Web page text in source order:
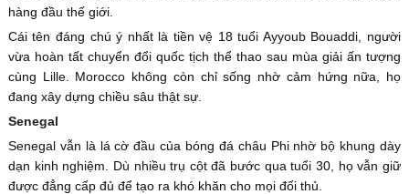
hàng đầu thế giới.
Cái tên đáng chú ý nhất là tiền vệ 18 tuổi Ayyoub Bouaddi, người
vừa hoàn tất chuyển đổi quốc tịch thể thao sau mùa giải ấn tượng
cùng Lille. Morocco không còn chỉ sống nhờ cảm hứng nữa, họ
đang xây dựng chiều sâu thật sự.
Senegal
Senegal vẫn là lá cờ đầu của bóng đá châu Phi nhờ bộ khung dày
dạn kinh nghiệm. Dù nhiều trụ cột đã bước qua tuổi 30, họ vẫn giữ
được đẳng cấp đủ để tạo ra khó khăn cho mọi đối thủ.